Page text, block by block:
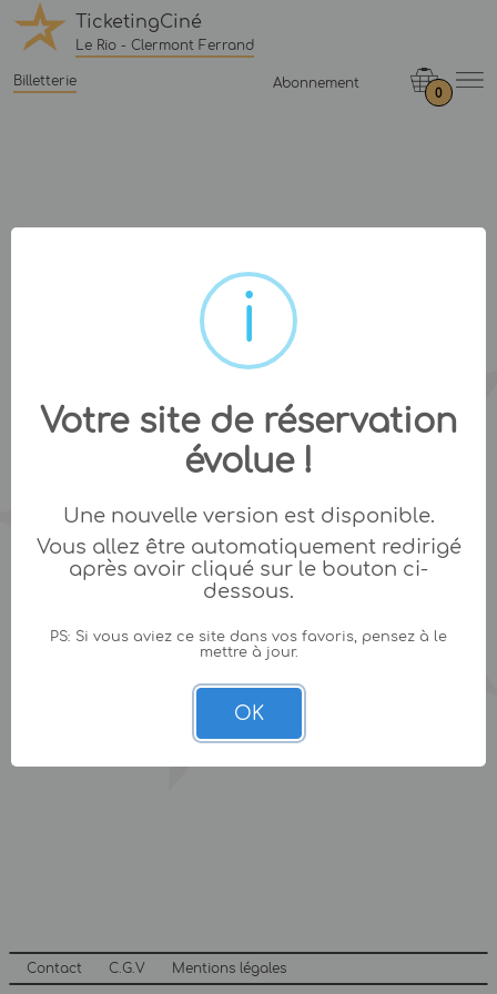
TicketingCiné
Le Rio - Clermont Ferrand
Billetterie Abonnement
0
Contact C.G.V Mentions légales
Votre site de réservation
évolue !
Une nouvelle version est disponible.
Vous allez être automatiquement redirigé
après avoir cliqué sur le bouton ci-
dessous.
PS: Si vous aviez ce site dans vos favoris, pensez à le
mettre à jour.
OK